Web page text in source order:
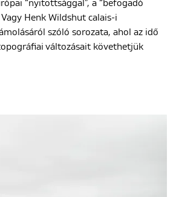
“nyitottsággal”, a “befogadó
Henk Wildshut calais-i
szóló sorozata, ahol az idő
változásait követhetjük